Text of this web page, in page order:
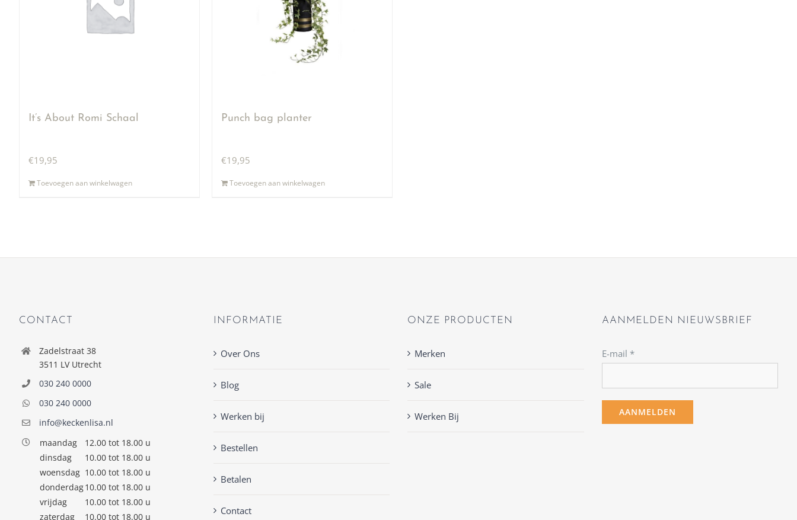
It’s About Romi Schaal
€19,95
Toevoegen aan winkelwagen
Punch bag planter
€19,95
Toevoegen aan winkelwagen
CONTACT
Zadelstraat 38
3511 LV Utrecht
030 240 0000
030 240 0000
info@keckenlisa.nl
maandag
12.00 tot 18.00 u
dinsdag
10.00 tot 18.00 u
woensdag 10.00 tot 18.00 u
donderdag10.00 tot 18.00 u
vrijdag
10.00 tot 18.00 u
zaterdag
10.00 tot 18.00 u
INFORMATIE
Over Ons
Blog
Werken bij
Bestellen
Betalen
Contact
ONZE PRODUCTEN
Merken
Sale
Werken Bij
AANMELDEN NIEUWSBRIEF
E-mail *